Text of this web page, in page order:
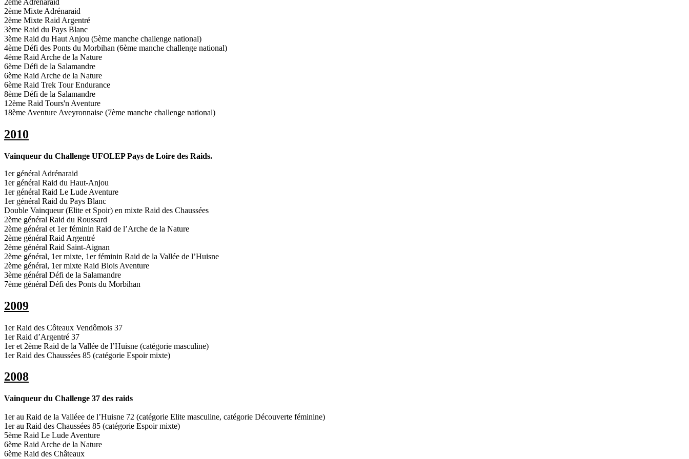
2ème Mixte Adrénaraid
2ème Mixte Raid Argentré
3ème Raid du Pays Blanc
3ème Raid du Haut Anjou (5ème manche challenge national)
4ème Défi des Ponts du Morbihan (6ème manche challenge national)
4ème Raid Arche de la Nature
6ème Défi de la Salamandre
6ème Raid Arche de la Nature
6ème Raid Trek Tour Endurance
8ème Défi de la Salamandre
12ème Raid Tours'n Aventure
18ème Aventure Aveyronnaise (7ème manche challenge national)
2010
Vainqueur du Challenge UFOLEP Pays de Loire des Raids.
1er général Adrénaraid
1er général Raid du Haut-Anjou
1er général Raid Le Lude Aventure
1er général Raid du Pays Blanc
Double Vainqueur (Elite et Spoir) en mixte Raid des Chaussées
2ème général Raid du Roussard
2ème général et 1er féminin Raid de l’Arche de la Nature
2ème général Raid Argentré
2ème général Raid Saint-Aignan
2ème général, 1er mixte, 1er féminin Raid de la Vallée de l’Huisne
2ème général, 1er mixte Raid Blois Aventure
3ème général Défi de la Salamandre
7ème général Défi des Ponts du Morbihan
2009
1er Raid des Côteaux Vendômois 37
1er Raid d’Argentré 37
1er et 2ème Raid de la Vallée de l’Huisne (catégorie masculine)
1er Raid des Chaussées 85 (catégorie Espoir mixte)
2008
Vainqueur du Challenge 37 des raids
1er au Raid de la Valléee de l’Huisne 72 (catégorie Elite masculine, catégorie Découverte féminine)
1er au Raid des Chaussées 85 (catégorie Espoir mixte)
5ème Raid Le Lude Aventure
6ème Raid Arche de la Nature
6ème Raid des Châteaux